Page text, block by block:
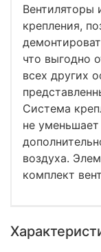
Вентиляторы
крепления,
что выгодно
всех других
Система
не
воздуха.
комплект